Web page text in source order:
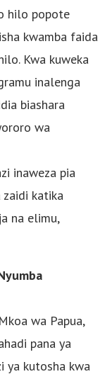
hilo popote
kwamba faida
Kwa kuweka
inalenga
biashara
wa
inaweza pia
katika
na elimu,
wa Papua,
pana ya
ya kutosha kwa